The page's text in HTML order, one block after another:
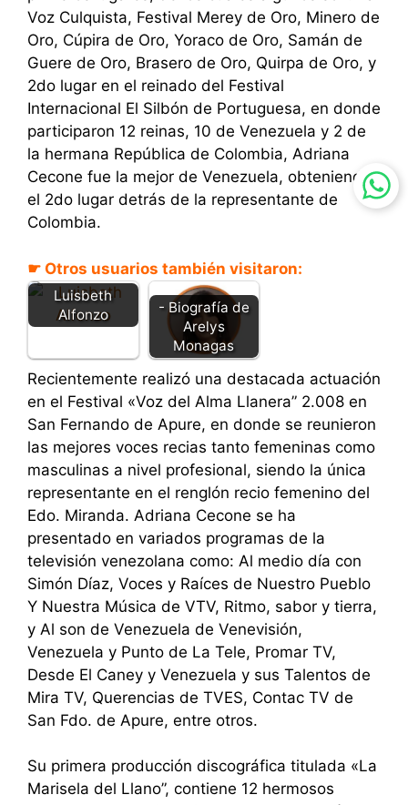
Voz Culquista, Festival Merey de Oro, Minero de
Oro, Cúpira de Oro, Yoraco de Oro, Samán de
Guere de Oro, Brasero de Oro, Quirpa de Oro, y
2do lugar en el reinado del Festival
Internacional El Silbón de Portuguesa, en donde
participaron 12 reinas, 10 de Venezuela y 2 de
la hermana República de Colombia, Adriana
Cecone fue la mejor de Venezuela, obteniendo
el 2do lugar detrás de la representante de
Colombia.
☛ Otros usuarios también visitaron:
Luisbeth
Alfonzo
- Biografía de
Arelys
Monagas
Recientemente realizó una destacada actuación
en el Festival «Voz del Alma Llanera” 2.008 en
San Fernando de Apure, en donde se reunieron
las mejores voces recias tanto femeninas como
masculinas a nivel profesional, siendo la única
representante en el renglón recio femenino del
Edo. Miranda. Adriana Cecone se ha
presentado en variados programas de la
televisión venezolana como: Al medio día con
Simón Díaz, Voces y Raíces de Nuestro Pueblo
Y Nuestra Música de VTV, Ritmo, sabor y tierra,
y Al son de Venezuela de Venevisión,
Venezuela y Punto de La Tele, Promar TV,
Desde El Caney y Venezuela y sus Talentos de
Mira TV, Querencias de TVES, Contac TV de
San Fdo. de Apure, entre otros.
Su primera producción discográfica titulada «La
Marisela del Llano”, contiene 12 hermosos